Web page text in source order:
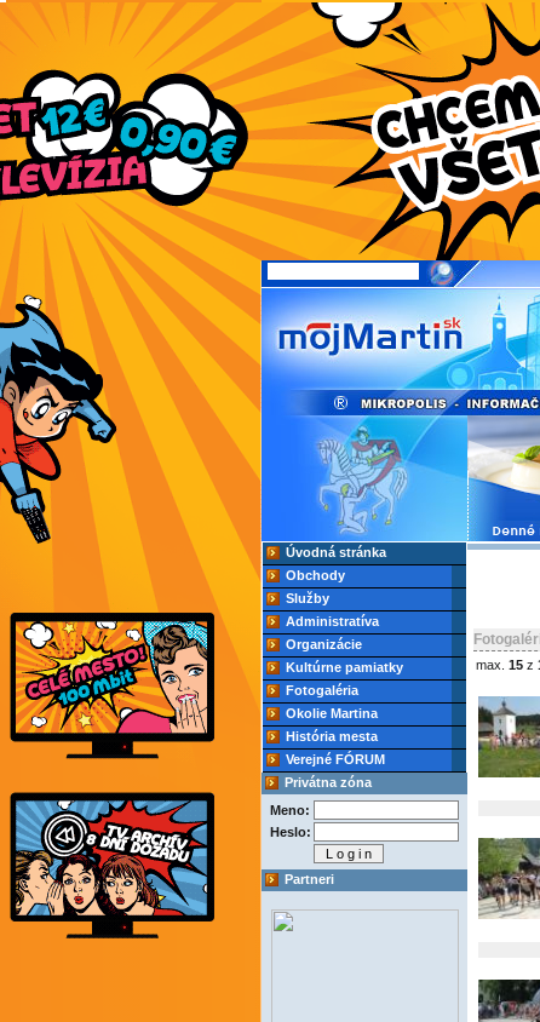
Úvodná stránka
Obchody
Služby
Administratíva
Organizácie
Kultúrne pamiatky
Fotogaléria
Okolie Martina
História mesta
Verejné FÓRUM
Privátna zóna
Meno:
Heslo:
Partneri
max. 15 z